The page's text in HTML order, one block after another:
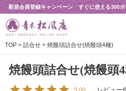
新規会員登録キャンペーン すぐに使える300ポ
TOP 詰合せ 焼饅頭詰合せ(焼饅頭4種)
焼饅頭詰合せ(焼饅頭